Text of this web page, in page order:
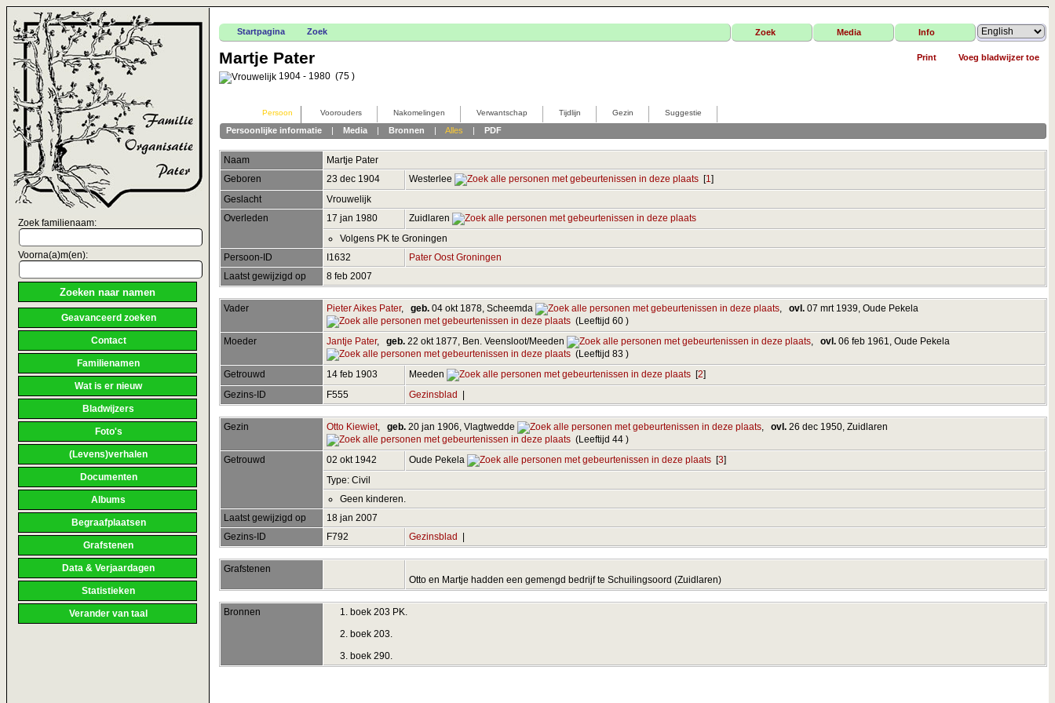
Zoek familienaam:
Voorna(a)m(en):
Geavanceerd zoeken
Contact
Familienamen
Wat is er nieuw
Bladwijzers
Foto's
(Levens)verhalen
Documenten
Albums
Begraafplaatsen
Grafstenen
Data & Verjaardagen
Statistieken
Verander van taal
Startpagina Zoek Zoek Media Info
Print Voeg bladwijzer toe
Martje Pater
1904 - 1980 (75 )
Persoon Voorouders Nakomelingen Verwantschap Tijdlijn Gezin Suggestie
Persoonlijke informatie| Media| Bronnen Alles PDF
Naam Martje Pater
Geboren
23 dec 1904 Westerlee [1 ]
Geslacht
Vrouwelijk
Overleden
17 jan 1980
Zuidlaren
Volgens PK te Groningen
Persoon-ID
I1632
Pater Oost Groningen
Laatst gewijzigd op
8 feb 2007
Vader Pieter Aikes Pater, geb. 04 okt 1878, Scheemda ovl. 07 mrt 1939, Oude Pekela
(Leeftijd 60 )
Moeder
Jantje Pater, geb. 22 okt 1877, Ben. Veensloot/Meeden ovl. 06 feb 1961, Oude Pekela
(Leeftijd 83 )
Getrouwd
14 feb 1903 Meeden [2]
Gezins-ID
F555 Gezinsblad |
Gezin Otto Kiewiet, geb. 20 jan 1906, Vlagtwedde ovl. 26 dec 1950, Zuidlaren
(Leeftijd 44 )
Getrouwd
02 okt 1942 Oude Pekela [3]
Type: Civil
Geen kinderen.
Laatst gewijzigd op
18 jan 2007
Gezins-ID
F792 Gezinsblad |
Grafstenen
Otto en Martje hadden een gemengd bedrijf te Schuilingsoord (Zuidlaren)
Bronnen
boek 203 PK.
boek 203.
boek 290.